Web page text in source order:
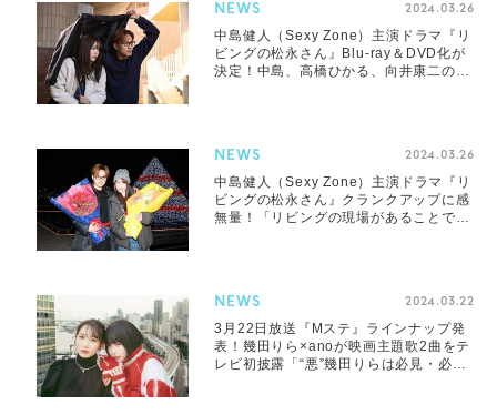
NEWS 2024.03.26
中島健人（Sexy Zone）主演ドラマ『リ
ビングの松永さん』Blu-ray＆DVD化が
決定！中島、高橋ひかる、向井康二のコ
NEWS 2024.03.26
中島健人（Sexy Zone）主演ドラマ『リ
ビングの松永さん』クランクアップに感
無量！「リビングの現場があることで、
NEWS 2024.03.22
3月22日放送『Mステ』ラインナップ発
表！幾田りら×anoが映画主題歌2曲をテ
レビ初披露「“悪”幾田りらは必見・必聴